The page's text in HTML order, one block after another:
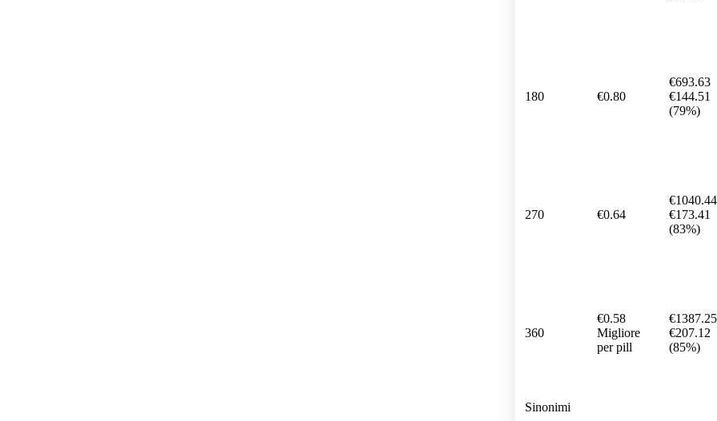
180 €0.80
€693.63
€144.51
(79%)
270 €0.64
€1040.44
€173.41
(83%)
360
€0.58
Migliore
per pill
€1387.25
€207.12
(85%)
Sinonimi